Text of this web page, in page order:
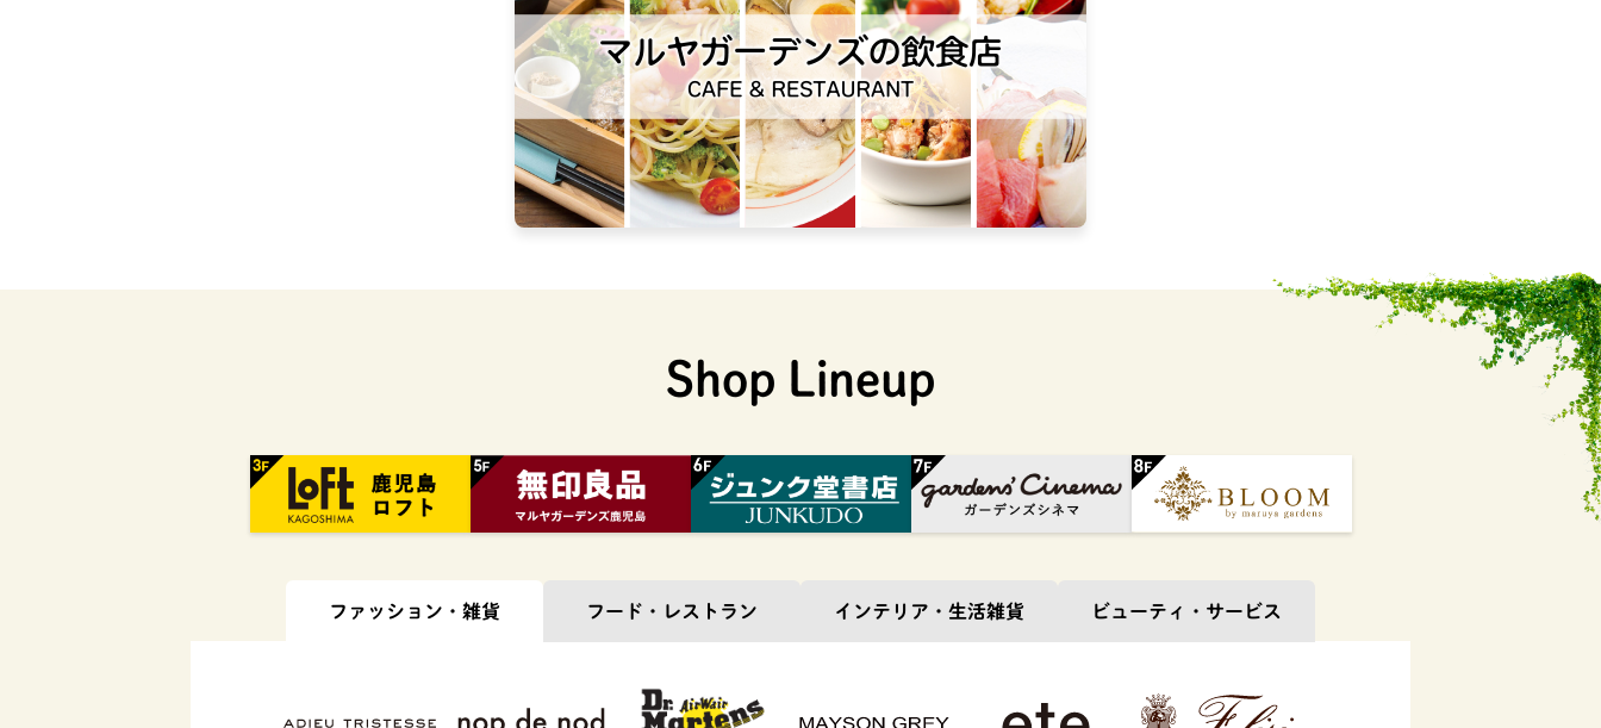
Shop Lineup
ファッション・ 雑貨 フード・ レストラン インテリア・ 生活雑貨 ビューティ・ サービス